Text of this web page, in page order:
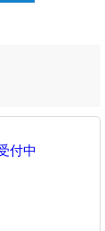
付中